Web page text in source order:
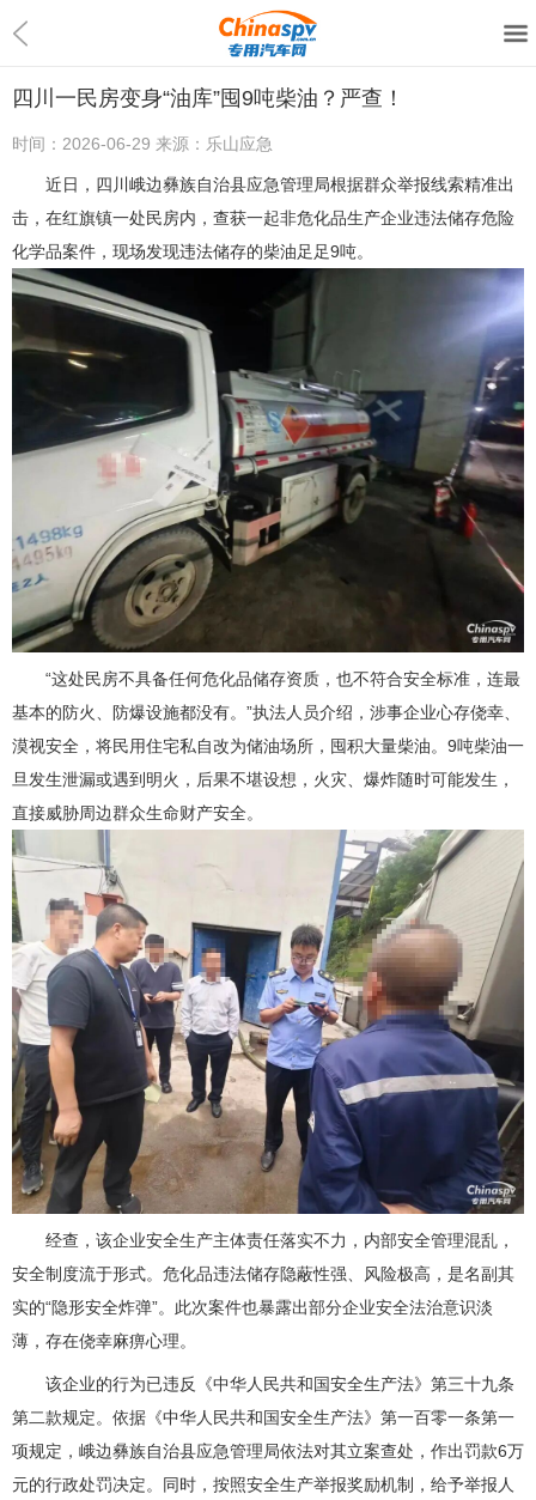
四川一民房变身“油库”囤9吨柴油？严查！
时间： 2026-06-29 来源： 乐山应急
近日，四川峨边彝族自治县应急管理局根据群众举报线索精准出
击，在红旗镇一处民房内，查获一起非危化品生产企业违法储存危险
化学品案件，现场发现违法储存的柴油足足9吨。
“这处民房不具备任何危化品储存资质，也不符合安全标准，连最
基本的防火、防爆设施都没有。”执法人员介绍，涉事企业心存侥幸、
漠视安全，将民用住宅私自改为储油场所，囤积大量柴油。9吨柴油一
旦发生泄漏或遇到明火，后果不堪设想，火灾、爆炸随时可能发生，
直接威胁周边群众生命财产安全。
经查，该企业安全生产主体责任落实不力，内部安全管理混乱，
安全制度流于形式。危化品违法储存隐蔽性强、风险极高，是名副其
实的“隐形安全炸弹”。此次案件也暴露出部分企业安全法治意识淡
薄，存在侥幸麻痹心理。
该企业的行为已违反《中华人民共和国安全生产法》第三十九条
第二款规定。依据《中华人民共和国安全生产法》第一百零一条第一
项规定，峨边彝族自治县应急管理局依法对其立案查处，作出罚款6万
元的行政处罚决定。同时，按照安全生产举报奖励机制，给予举报人